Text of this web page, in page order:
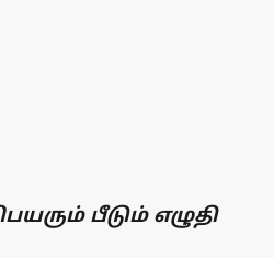
பீடும் எழுதி